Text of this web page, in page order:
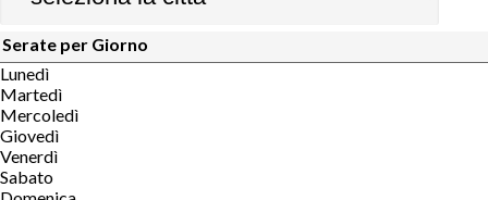
Serate per Giorno
Lunedì
Martedì
Mercoledì
Giovedì
Venerdì
Sabato